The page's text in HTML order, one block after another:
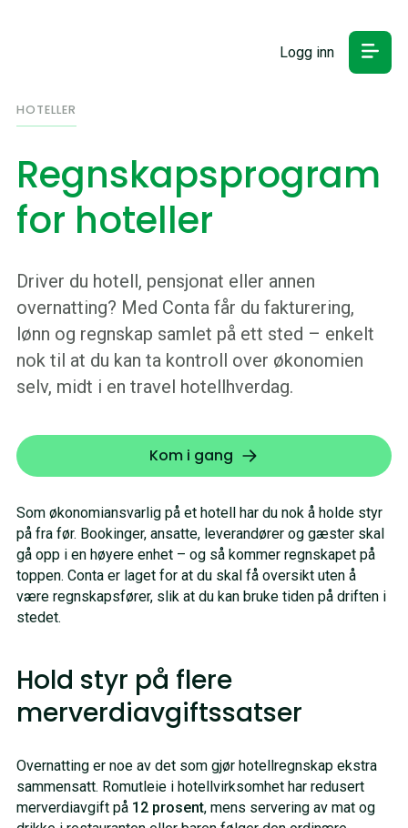
Logg inn
HOTELLER
Regnskapsprogram
for hoteller
Driver du hotell, pensjonat eller annen
overnatting? Med Conta får du fakturering,
lønn og regnskap samlet på ett sted – enkelt
nok til at du kan ta kontroll over økonomien
selv, midt i en travel hotellhverdag.
Kom i gang
Som økonomiansvarlig på et hotell har du nok å holde styr
på fra før. Bookinger, ansatte, leverandører og gæster skal
gå opp i en høyere enhet – og så kommer regnskapet på
toppen. Conta er laget for at du skal få oversikt uten å
være regnskapsfører, slik at du kan bruke tiden på driften i
stedet.
Hold styr på flere
merverdiavgiftssatser
Overnatting er noe av det som gjør hotellregnskap ekstra
sammensatt. Romutleie i hotellvirksomhet har redusert
merverdiavgift på 12 prosent, mens servering av mat og